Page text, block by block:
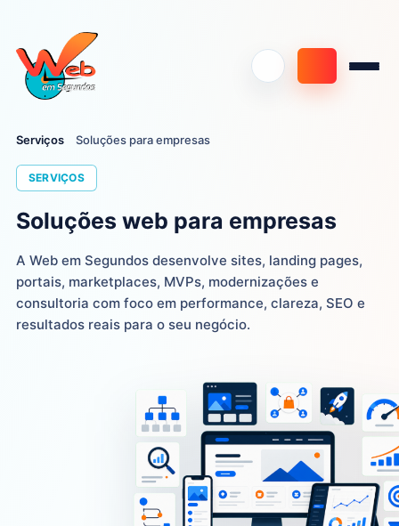
Serviços Soluções para empresas
SERVIÇOS
Soluções web para empresas
A Web em Segundos desenvolve sites, landing pages,
portais, marketplaces, MVPs, modernizações e
consultoria com foco em performance, clareza, SEO e
resultados reais para o seu negócio.